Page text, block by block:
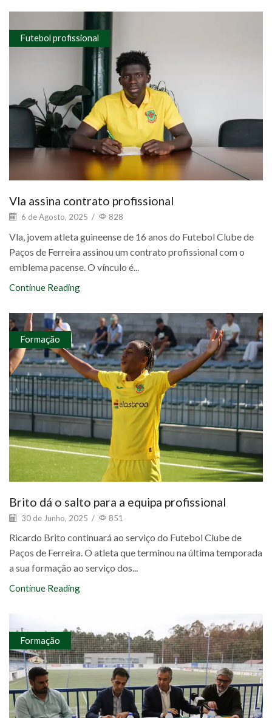
Futebol profissional
Vla assina contrato profissional
6 de Agosto, 2025 / 828
Vla, jovem atleta guineense de 16 anos do Futebol Clube de
Paços de Ferreira assinou um contrato profissional com o
emblema pacense. O vínculo é...
Continue Reading
Formação
Brito dá o salto para a equipa profissional
30 de Junho, 2025 / 851
Ricardo Brito continuará ao serviço do Futebol Clube de
Paços de Ferreira. O atleta que terminou na última temporada
a sua formação ao serviço dos...
Continue Reading
Formação